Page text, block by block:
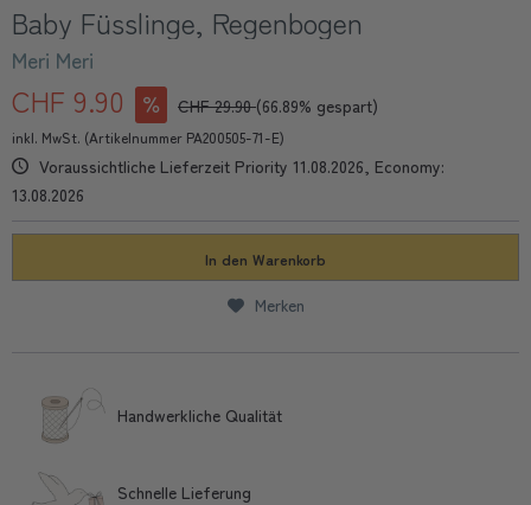
Baby Füsslinge, Regenbogen
Meri Meri
CHF 9.90 CHF 29.90(66.89% gespart)
inkl. MwSt. (Artikelnummer PA200505-71-E)
Voraussichtliche Lieferzeit Priority 11.08.2026, Economy:
13.08.2026
In den Warenkorb
Merken
Handwerkliche Qualität
Schnelle Lieferung